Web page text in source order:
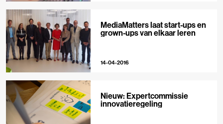
MediaMatters laat start-ups en
grown-ups van elkaar leren
14-04-2016
Nieuw: Expertcommissie
innovatieregeling